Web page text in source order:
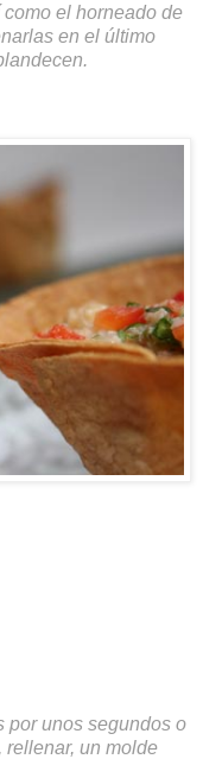
el horneado de
en el último
por unos segundos o
rellenar, un molde